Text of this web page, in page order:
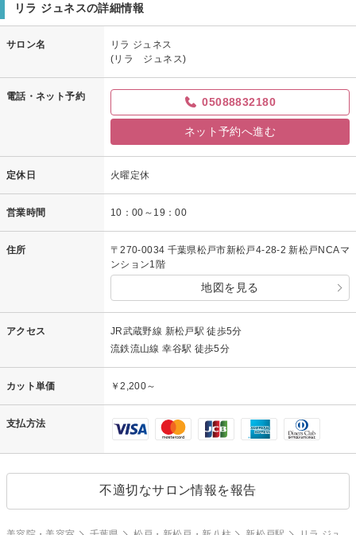
リラ ジュネスの詳細情報
サロン名
リラ ジュネス
(リラ ジュネス)
電話・ネット予約 05088832180
ネット予約へ進む
定休日 火曜定休
営業時間 10：00～19：00
住所
〒270-0034 千葉県松戸市新松戸4-28-2 新松戸NCAマ
ンション1階
地図を見る
アクセス
JR武蔵野線 新松戸駅 徒歩5分
流鉄流山線 幸谷駅 徒歩5分
カット単価 ￥2,200～
支払方法
不適切なサロン情報を報告